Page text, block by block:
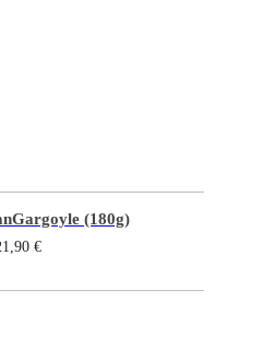
Gargoyle (180g)
€